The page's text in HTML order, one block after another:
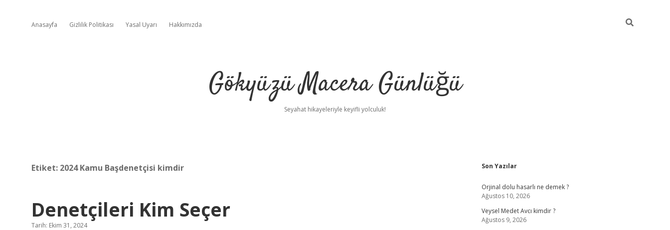
Anasayfa Gizlilik Politikası Yasal Uyarı Hakkımızda
Gökyüzü Macera Günlüğü
Seyahat hikayeleriyle keyifli yolculuk!
Etiket: 2024 Kamu Başdenetçisi kimdir
Denetçileri Kim Seçer
Tarih: Ekim 31, 2024
Sidebar
Son Yazılar
Orjinal dolu hasarlı ne demek ?
Ağustos 10, 2026
Veysel Medet Avcı kimdir ?
Ağustos 9, 2026